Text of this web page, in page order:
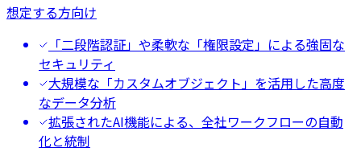
想定する方向け
「二段階認証」や柔軟な「権限設定」による強固な
セキュリティ
大規模な「カスタムオブジェクト」を活用した高度
なデータ分析
拡張されたAI機能による、全社ワークフローの自動
化と統制